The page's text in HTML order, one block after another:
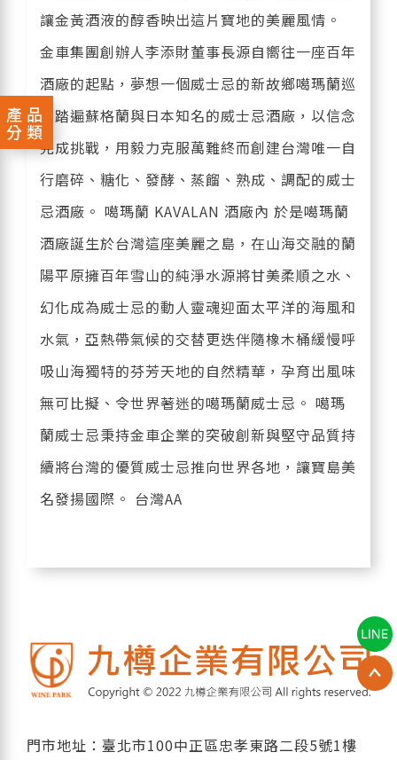
產品
分類
讓金黃酒液的醇香映出這片寶地的美麗風情。
金車集團創辦人李添財董事長源自嚮往一座百年
酒廠的起點，夢想一個威士忌的新故鄉噶瑪蘭巡
訪踏遍蘇格蘭與日本知名的威士忌酒廠，以信念
完成挑戰，用毅力克服萬難終而創建台灣唯一自
行磨碎、糖化、發酵、蒸餾、熟成、調配的威士
忌酒廠。 噶瑪蘭 KAVALAN 酒廠內 於是噶瑪蘭
酒廠誕生於台灣這座美麗之島，在山海交融的蘭
陽平原擁百年雪山的純淨水源將甘美柔順之水、
幻化成為威士忌的動人靈魂迎面太平洋的海風和
水氣，亞熱帶氣候的交替更迭伴隨橡木桶緩慢呼
吸山海獨特的芬芳天地的自然精華，孕育出風味
無可比擬、令世界著迷的噶瑪蘭威士忌。 噶瑪
蘭威士忌秉持金車企業的突破創新與堅守品質持
續將台灣的優質威士忌推向世界各地，讓寶島美
名發揚國際。 台灣AA
門市地址：臺北市100中正區忠孝東路二段5號1樓